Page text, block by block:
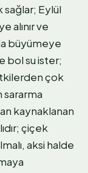
sağlar; Eylül
alınır ve
büyümeye
bol su ister;
çok
sararma
kaynaklanan
çiçek
aksi halde